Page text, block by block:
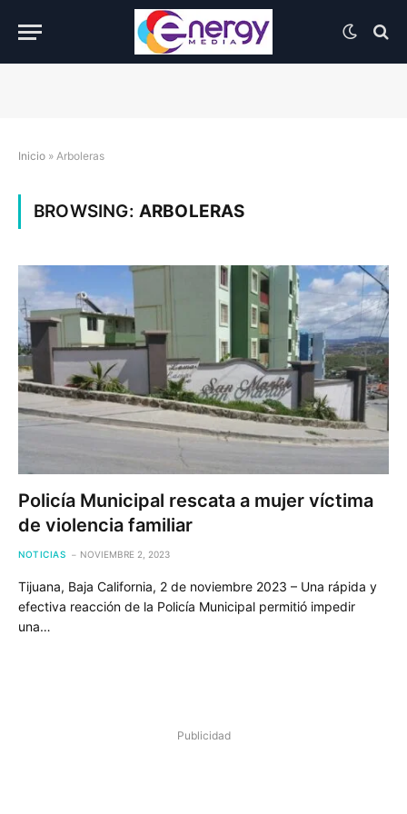
Inicio » Arboleras
BROWSING: ARBOLERAS
Policía Municipal rescata a mujer víctima
de violencia familiar
NOTICIAS NOVIEMBRE 2, 2023
Tijuana, Baja California, 2 de noviembre 2023 – Una rápida y
efectiva reacción de la Policía Municipal permitió impedir
una…
Publicidad